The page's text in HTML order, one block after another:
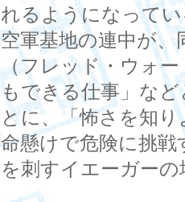
れるようになって
空軍基地の連中が
（フレッド・ウォ
もできる仕事」な
とに、「怖さを知
命懸けで危険に挑
を刺すイエーガー